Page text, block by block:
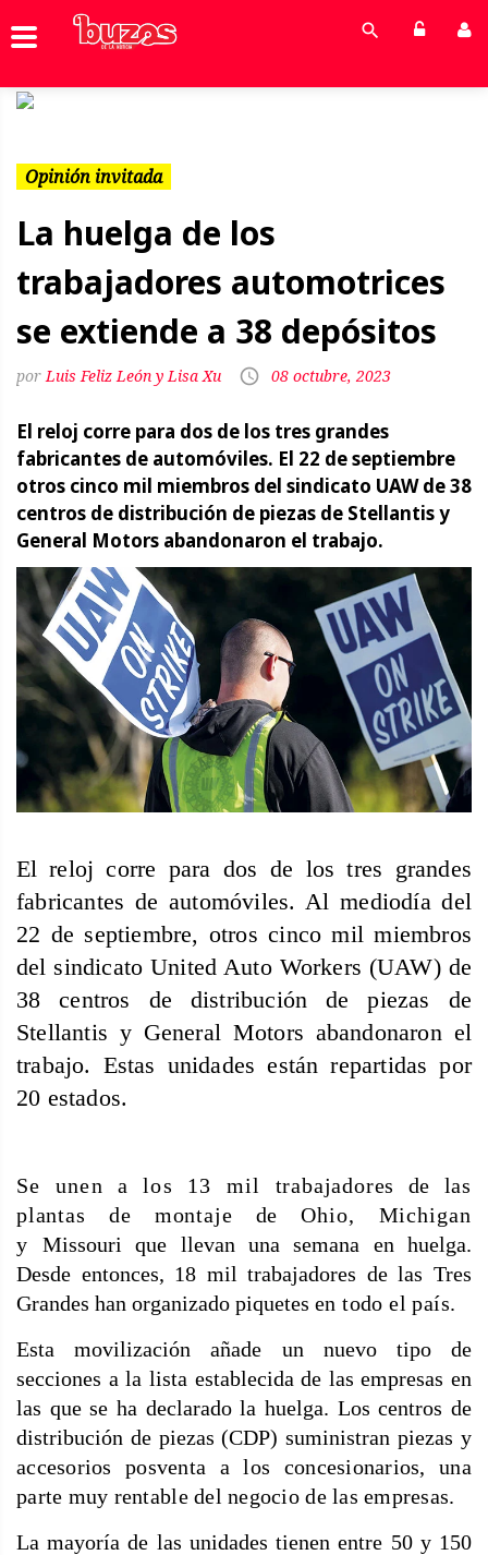
Opinión invitada
La huelga de los
trabajadores automotrices
se extiende a 38 depósitos
Luis Feliz León y Lisa Xu 08 octubre, 2023
El reloj corre para dos de los tres grandes
fabricantes de automóviles. El 22 de septiembre
otros cinco mil miembros del sindicato UAW de 38
centros de distribución de piezas de Stellantis y
General Motors abandonaron el trabajo.
Elreloj corre para dos de los tres grandes
fabricantes de automóviles. Al mediodía del
22 de septiembre, otros cinco mil miembros
del sindicato United Auto Workers (UAW) de
38 centros de distribución de piezas de
Stellantis y General Motors abandonaron el
trabajo. Estas unidades están repartidas por
20 estados.
Se unen a los 13 mil trabajadores de las
plantas de montaje deOhio, Michigan
yMissouri que llevan una semana en huelga.
Desde entonces, 18 mil trabajadores de las Tres
Grandes han organizado piquetes en todo el país.
Esta movilización añade un nuevo tipo de
secciones a la lista establecida de las empresas en
las que se ha declarado la huelga. Los centros de
distribución de piezas (CDP) suministran piezas y
accesorios posventa a los concesionarios, una
parte muy rentable del negocio de las empresas.
La mayoría de las unidades tienen entre 50 y 150